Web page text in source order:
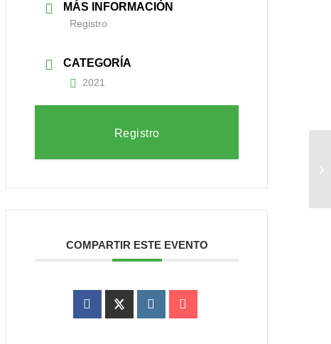
MÁS INFORMACIÓN
Registro
CATEGORÍA
2021
Registro
COMPARTIR ESTE EVENTO
a